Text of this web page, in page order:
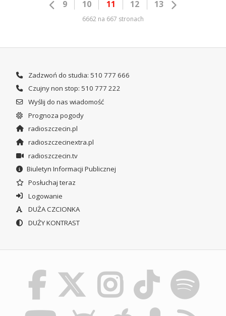
9 10 11 12 13
6662 na 667 stronach
Zadzwoń do studia: 510 777 666
Czujny non stop: 510 777 222
Wyślij do nas wiadomość
Prognoza pogody
radioszczecin.pl
radioszczecinextra.pl
radioszczecin.tv
Biuletyn Informacji Publicznej
Posłuchaj teraz
Logowanie
DUŻA CZCIONKA
DUŻY KONTRAST